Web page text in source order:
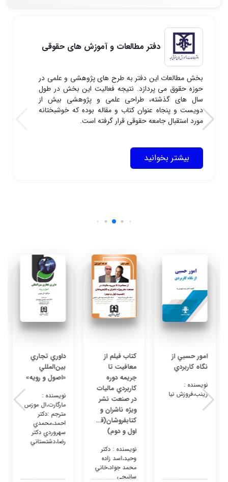
دفتر مطالعات و آموزش های حقوقی
بخش مطالعات این دفتر به طرح های پژوهشی و علمی در
حوزه حقوق می پردازد. نتیجه فعالیت این بخش در طول
سال های گذشته، طراحی علمی و پژوهشی بیش از
دویست و پنجاه عنوان کتاب و مقاله بوده که خوشبختانه
مورد استقبال جامعه حقوقی قرار گرفته است.
بیشتر بخوانید
امور حسبي از
نگاه كاربردي
نویسنده :
زينب،فروزش نيا
كتاب فيلم از
معافيت تا
جريمه دوره
كاربردي ماليات
در صنعت نشر
ويژه ناشران و
كتابفروشان(قسمت
اول و دوم)
نویسنده : دكتر
وحيد،اسد زاده
محمد جواد،خاني
سانيجي
داوري تجاري
بين‌المللي
«اصول و رويه»
نویسنده :
مارگارت،ال موزس
مترجم :دكتر
احمد،محمدي
سهروردي دكتر
رضا،دشتستاني